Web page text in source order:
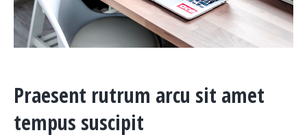
Praesent rutrum arcu sit amet
tempus suscipit